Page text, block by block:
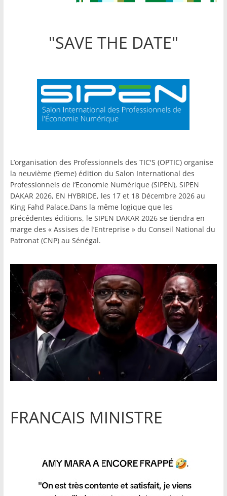
"SAVE THE DATE"
L’organisation des Professionnels des TIC'S (OPTIC) organise
la neuvième (9eme) édition du Salon International des
Professionnels de l’Economie Numérique (SIPEN), SIPEN
DAKAR 2026, EN HYBRIDE, les 17 et 18 Décembre 2026 au
King Fahd Palace.Dans la même logique que les
précédentes éditions, le SIPEN DAKAR 2026 se tiendra en
marge des « Assises de l’Entreprise » du Conseil National du
Patronat (CNP) au Sénégal.
FRANCAIS MINISTRE